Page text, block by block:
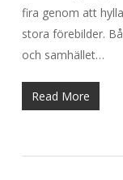
fira genom att
stora förebilder.
och samhället…
Read More